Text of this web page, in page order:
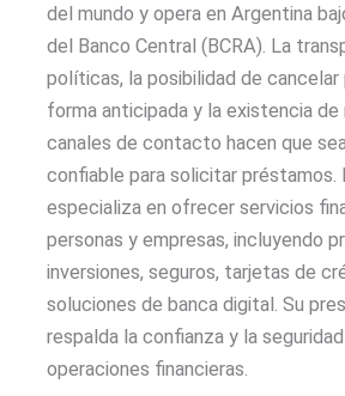
del mundo y opera en Argentina
del Banco Central (BCRA). La
políticas, la posibilidad de
forma anticipada y la existencia
canales de contacto hacen que
confiable para solicitar préstamos.
especializa en ofrecer servicios
personas y empresas, incluyendo
inversiones, seguros, tarjetas de
soluciones de banca digital. Su
respalda la confianza y la
operaciones financieras.